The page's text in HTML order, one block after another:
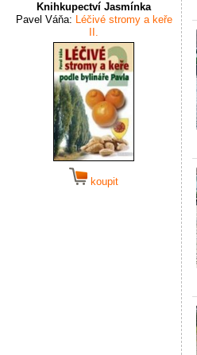
Knihkupectví Jasmínka
Pavel Váňa: Léčivé stromy a keře
II.
koupit